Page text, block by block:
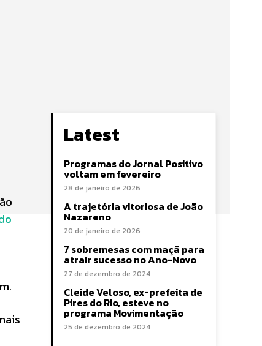
Latest
Programas do Jornal Positivo
voltam em fevereiro
28 de janeiro de 2026
A trajetória vitoriosa de João
Nazareno
20 de janeiro de 2026
7 sobremesas com maçã para
atrair sucesso no Ano-Novo
27 de dezembro de 2024
Cleide Veloso, ex-prefeita de
Pires do Rio, esteve no
programa Movimentação
25 de dezembro de 2024